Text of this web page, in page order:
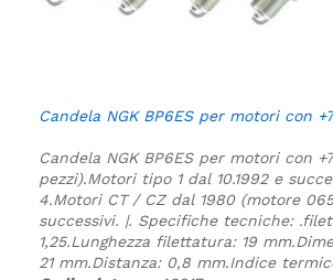
Candela NGK BP6ES per motori con
Candela NGK BP6ES per motori con
pezzi).Motori tipo 1 dal 10.1992 e
4.Motori CT / CZ dal 1980 (motore
successivi. |. Specifiche tecniche: .
1,25.Lunghezza filettatura: 19 mm.
21 mm.Distanza: 0,8 mm.Indice